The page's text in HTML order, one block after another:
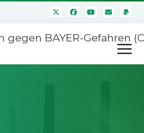
gegen BAYER-Gefahren
Menü
öffnen